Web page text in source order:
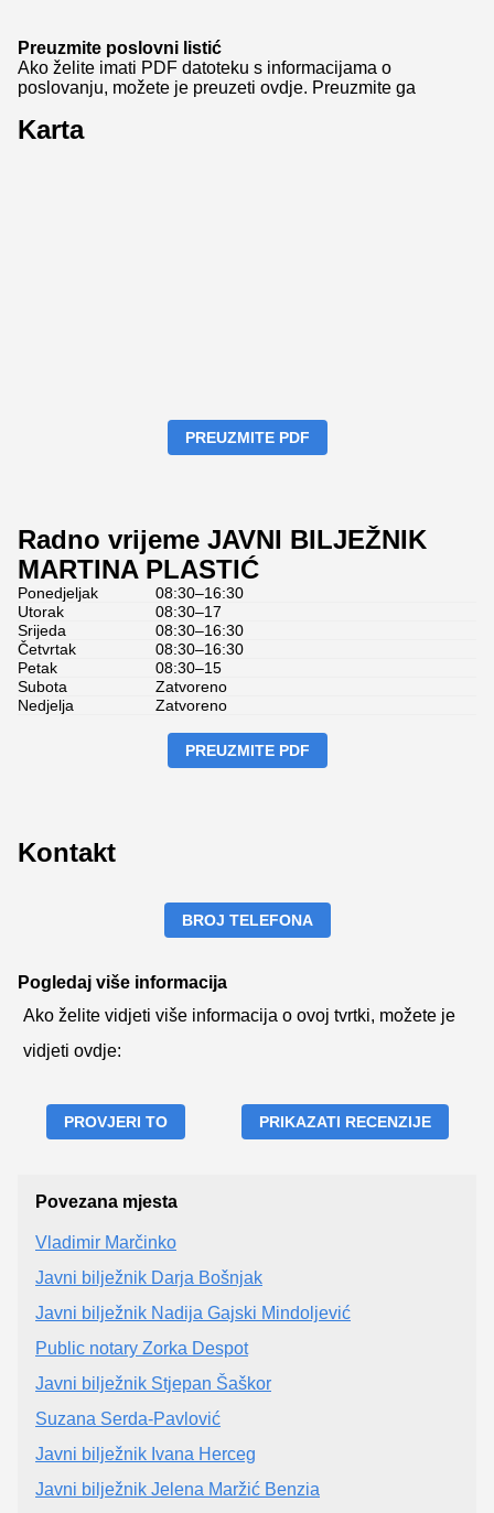
Preuzmite poslovni listić
Ako želite imati PDF datoteku s informacijama o
poslovanju, možete je preuzeti ovdje. Preuzmite ga
Karta
PREUZMITE PDF
Radno vrijeme JAVNI BILJEŽNIK
MARTINA PLASTIĆ
Ponedjeljak
08:30–16:30
Utorak
08:30–17
Srijeda
08:30–16:30
Četvrtak
08:30–16:30
Petak
08:30–15
Subota
Zatvoreno
Nedjelja
Zatvoreno
PREUZMITE PDF
Kontakt
BROJ TELEFONA
Pogledaj više informacija
Ako želite vidjeti više informacija o ovoj tvrtki, možete je
vidjeti ovdje:
PROVJERI TO PRIKAZATI RECENZIJE
Povezana mjesta
Vladimir Marčinko
Javni bilježnik Darja Bošnjak
Javni bilježnik Nadija Gajski Mindoljević
Public notary Zorka Despot
Javni bilježnik Stjepan Šaškor
Suzana Serda-Pavlović
Javni bilježnik Ivana Herceg
Javni bilježnik Jelena Maržić Benzia